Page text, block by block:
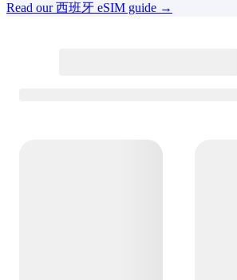
Read our 西班牙 eSIM guide →